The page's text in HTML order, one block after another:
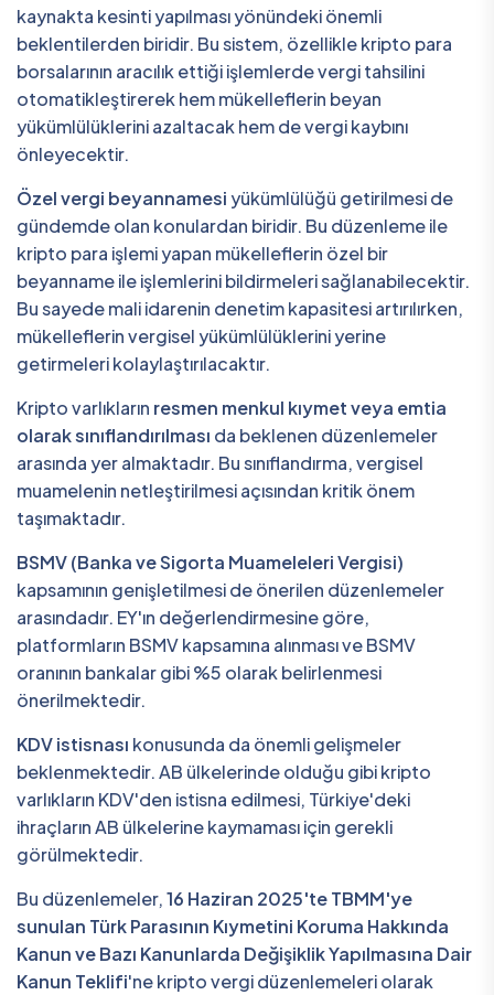
kaynakta kesinti yapılması yönündeki önemli
beklentilerden biridir. Bu sistem, özellikle kripto para
borsalarının aracılık ettiği işlemlerde vergi tahsilini
otomatikleştirerek hem mükelleflerin beyan
yükümlülüklerini azaltacak hem de vergi kaybını
önleyecektir.
Özel vergi beyannamesiyükümlülüğü getirilmesi de
gündemde olan konulardan biridir. Bu düzenleme ile
kripto para işlemi yapan mükelleflerin özel bir
beyanname ile işlemlerini bildirmeleri sağlanabilecektir.
Bu sayede mali idarenin denetim kapasitesi artırılırken,
mükelleflerin vergisel yükümlülüklerini yerine
getirmeleri kolaylaştırılacaktır.
Kripto varlıkların resmen menkul kıymet veya emtia
olarak sınıflandırılması da beklenen düzenlemeler
arasında yer almaktadır. Bu sınıflandırma, vergisel
muamelenin netleştirilmesi açısından kritik önem
taşımaktadır.
BSMV (Banka ve Sigorta Muameleleri Vergisi)
kapsamının genişletilmesi de önerilen düzenlemeler
arasındadır. EY'ın değerlendirmesine göre,
platformların BSMV kapsamına alınması ve BSMV
oranının bankalar gibi %5 olarak belirlenmesi
önerilmektedir.
KDV istisnası konusunda da önemli gelişmeler
beklenmektedir. AB ülkelerinde olduğu gibi kripto
varlıkların KDV'den istisna edilmesi, Türkiye'deki
ihraçların AB ülkelerine kaymaması için gerekli
görülmektedir.
Bu düzenlemeler,16 Haziran 2025'te TBMM'ye
sunulan Türk Parasının Kıymetini Koruma Hakkında
Kanun ve Bazı Kanunlarda Değişiklik Yapılmasına Dair
Kanun Teklifi'ne kripto vergi düzenlemeleri olarak